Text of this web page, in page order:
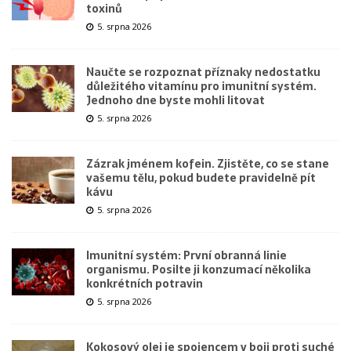
toxinů
5. srpna 2026
Naučte se rozpoznat příznaky nedostatku
důležitého vitamínu pro imunitní systém.
Jednoho dne byste mohli litovat
5. srpna 2026
Zázrak jménem kofein. Zjistěte, co se stane
vašemu tělu, pokud budete pravidelně pít
kávu
5. srpna 2026
Imunitní systém: První obranná linie
organismu. Posilte ji konzumací několika
konkrétních potravin
5. srpna 2026
Kokosový olej je spojencem v boji proti suché